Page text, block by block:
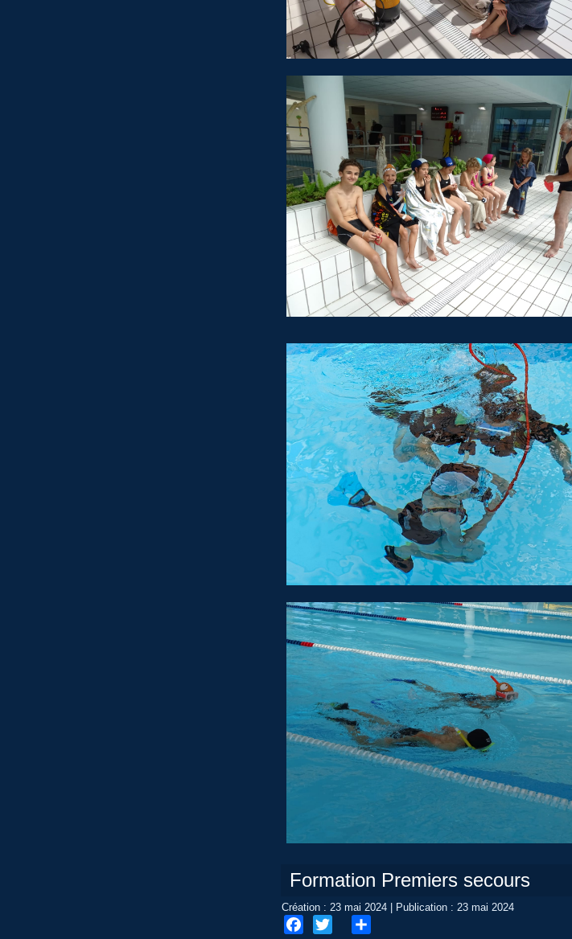
Formation Premiers secours
Création : 23 mai 2024 Publication : 23 mai 2024